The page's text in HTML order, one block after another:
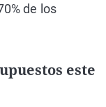
de los
este